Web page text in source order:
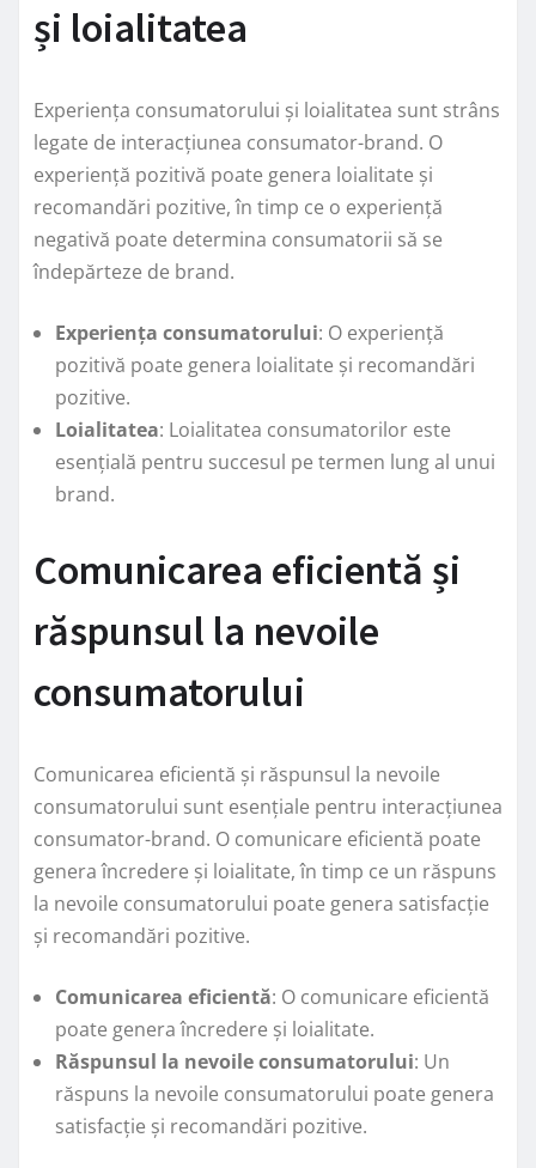
și loialitatea
Experiența consumatorului și loialitatea sunt strâns
legate de interacțiunea consumator-brand. O
experiență pozitivă poate genera loialitate și
recomandări pozitive, în timp ce o experiență
negativă poate determina consumatorii să se
îndepărteze de brand.
Experiența consumatorului: O experiență
pozitivă poate genera loialitate și recomandări
pozitive.
Loialitatea: Loialitatea consumatorilor este
esențială pentru succesul pe termen lung al unui
brand.
Comunicarea eficientă și
răspunsul la nevoile
consumatorului
Comunicarea eficientă și răspunsul la nevoile
consumatorului sunt esențiale pentru interacțiunea
consumator-brand. O comunicare eficientă poate
genera încredere și loialitate, în timp ce un răspuns
la nevoile consumatorului poate genera satisfacție
și recomandări pozitive.
Comunicarea eficientă: O comunicare eficientă
poate genera încredere și loialitate.
Răspunsul la nevoile consumatorului: Un
răspuns la nevoile consumatorului poate genera
satisfacție și recomandări pozitive.